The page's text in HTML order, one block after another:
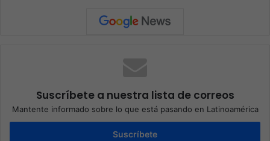
Suscríbete a nuestra lista de correos
Mantente informado sobre lo que está pasando en Latinoamérica
Suscríbete